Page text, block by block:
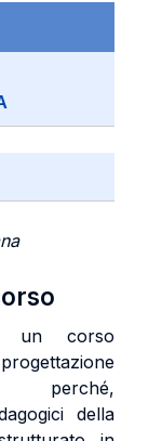
è un corso
perché,
della